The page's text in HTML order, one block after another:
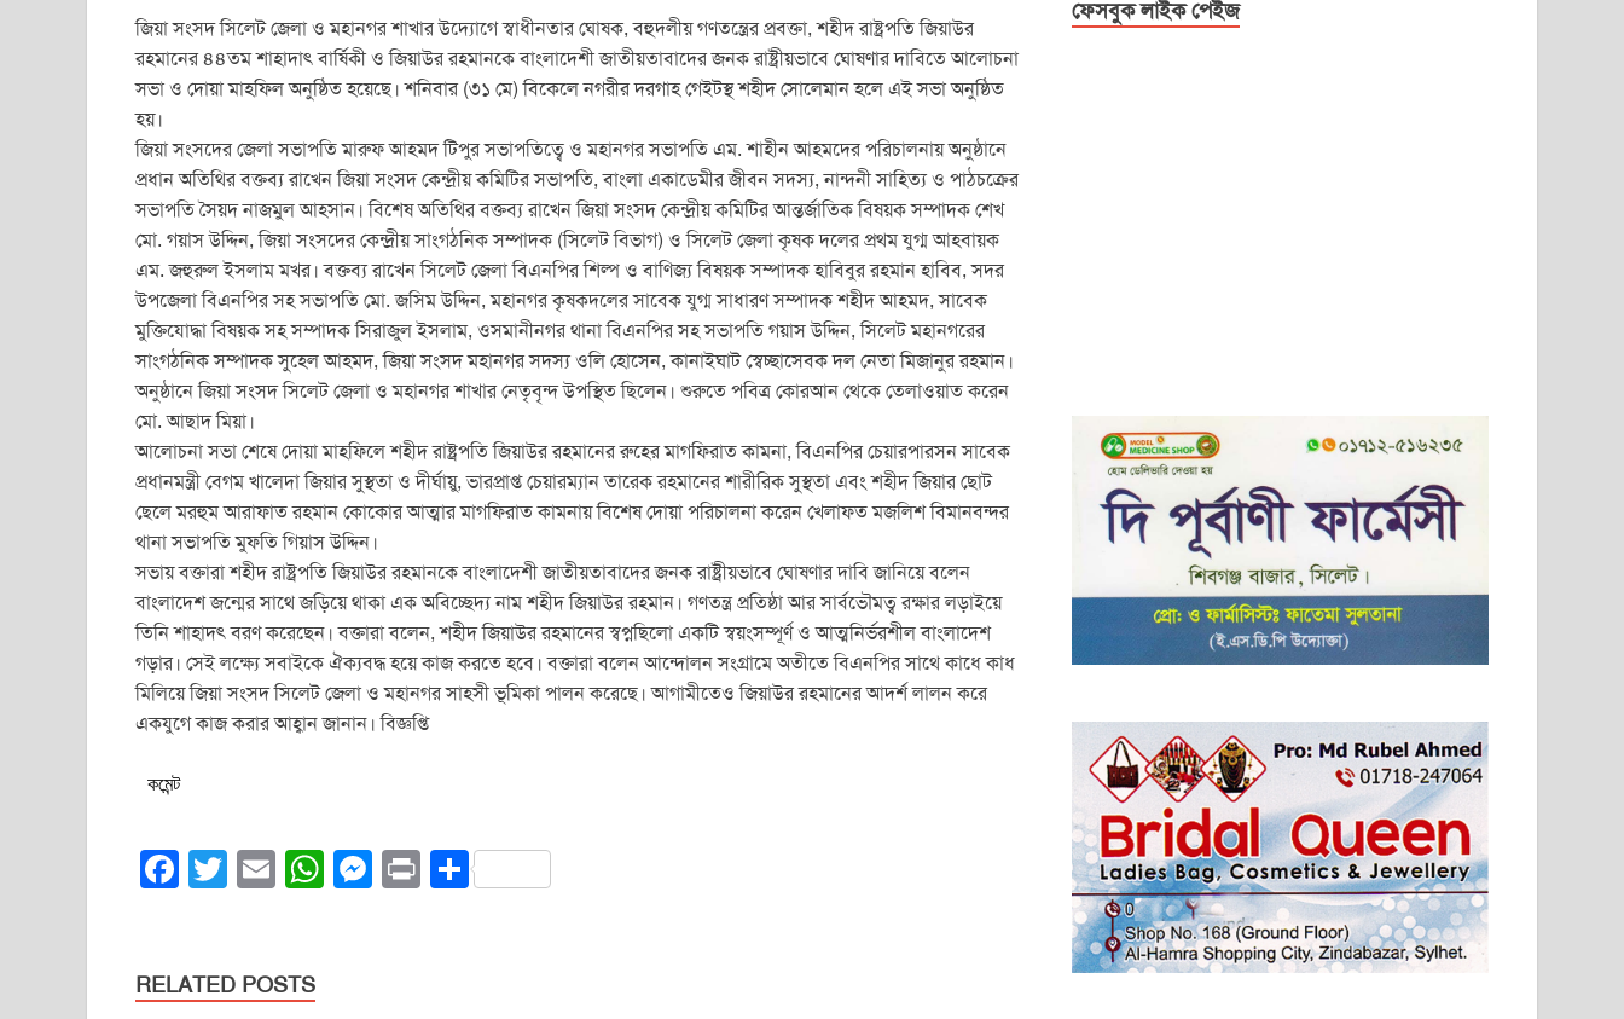
c
e
o
o
k
tt
er
ail at
s
p
p
ss
e
g
er
t
ar
e
জিয়া সংসদ সিলেট জেলা ও মহানগর শাখার উদ্যোগে স্বাধীনতার ঘোষক, বহুদলীয় গণতন্ত্রের প্রবক্তা, শহীদ রাষ্ট্রপতি জিয়াউর
রহমানের ৪৪তম শাহাদাৎ বার্ষিকী ও জিয়াউর রহমানকে বাংলাদেশী জাতীয়তাবাদের জনক রাষ্ট্রীয়ভাবে ঘোষণার দাবিতে আলোচনা
সভা ও দোয়া মাহফিল অনুষ্ঠিত হয়েছে। শনিবার (৩১ মে) বিকেলে নগরীর দরগাহ গেইটস্থ শহীদ সোলেমান হলে এই সভা অনুষ্ঠিত
হয়।
জিয়া সংসদের জেলা সভাপতি মারুফ আহমদ টিপুর সভাপতিত্বে ও মহানগর সভাপতি এম. শাহীন আহমদের পরিচালনায় অনুষ্ঠানে
প্রধান অতিথির বক্তব্য রাখেন জিয়া সংসদ কেন্দ্রীয় কমিটির সভাপতি, বাংলা একাডেমীর জীবন সদস্য, নান্দনী সাহিত্য ও পাঠচক্রের
সভাপতি সৈয়দ নাজমুল আহসান। বিশেষ অতিথির বক্তব্য রাখেন জিয়া সংসদ কেন্দ্রীয় কমিটির আন্তর্জাতিক বিষয়ক সম্পাদক শেখ
মো. গয়াস উদ্দিন, জিয়া সংসদের কেন্দ্রীয় সাংগঠনিক সম্পাদক (সিলেট বিভাগ) ও সিলেট জেলা কৃষক দলের প্রথম যুগ্ম আহবায়ক
এম. জহুরুল ইসলাম মখর। বক্তব্য রাখেন সিলেট জেলা বিএনপির শিল্প ও বাণিজ্য বিষয়ক সম্পাদক হাবিবুর রহমান হাবিব, সদর
উপজেলা বিএনপির সহ সভাপতি মো. জসিম উদ্দিন, মহানগর কৃষকদলের সাবেক যুগ্ম সাধারণ সম্পাদক শহীদ আহমদ, সাবেক
মুক্তিযোদ্ধা বিষয়ক সহ সম্পাদক সিরাজুল ইসলাম, ওসমানীনগর থানা বিএনপির সহ সভাপতি গয়াস উদ্দিন, সিলেট মহানগরের
সাংগঠনিক সম্পাদক সুহেল আহমদ, জিয়া সংসদ মহানগর সদস্য ওলি হোসেন, কানাইঘাট স্বেচ্ছাসেবক দল নেতা মিজানুর রহমান।
অনুষ্ঠানে জিয়া সংসদ সিলেট জেলা ও মহানগর শাখার নেতৃবৃন্দ উপস্থিত ছিলেন। শুরুতে পবিত্র কোরআন থেকে তেলাওয়াত করেন
মো. আছাদ মিয়া।
আলোচনা সভা শেষে দোয়া মাহফিলে শহীদ রাষ্ট্রপতি জিয়াউর রহমানের রুহের মাগফিরাত কামনা, বিএনপির চেয়ারপারসন সাবেক
প্রধানমন্ত্রী বেগম খালেদা জিয়ার সুস্থতা ও দীর্ঘায়ু, ভারপ্রাপ্ত চেয়ারম্যান তারেক রহমানের শারীরিক সুস্থতা এবং শহীদ জিয়ার ছোট
ছেলে মরহুম আরাফাত রহমান কোকোর আত্মার মাগফিরাত কামনায় বিশেষ দোয়া পরিচালনা করেন খেলাফত মজলিশ বিমানবন্দর
থানা সভাপতি মুফতি গিয়াস উদ্দিন।
সভায় বক্তারা শহীদ রাষ্ট্রপতি জিয়াউর রহমানকে বাংলাদেশী জাতীয়তাবাদের জনক রাষ্ট্রীয়ভাবে ঘোষণার দাবি জানিয়ে বলেন
বাংলাদেশ জন্মের সাথে জড়িয়ে থাকা এক অবিচ্ছেদ্য নাম শহীদ জিয়াউর রহমান। গণতন্ত্র প্রতিষ্ঠা আর সার্বভৌমত্ব রক্ষার লড়াইয়ে
তিনি শাহাদৎ বরণ করেছেন। বক্তারা বলেন, শহীদ জিয়াউর রহমানের স্বপ্নছিলো একটি স্বয়ংসম্পূর্ণ ও আত্মনির্ভরশীল বাংলাদেশ
গড়ার। সেই লক্ষ্যে সবাইকে ঐক্যবদ্ধ হয়ে কাজ করতে হবে। বক্তারা বলেন আন্দোলন সংগ্রামে অতীতে বিএনপির সাথে কাধে কাধ
মিলিয়ে জিয়া সংসদ সিলেট জেলা ও মহানগর সাহসী ভূমিকা পালন করেছে। আগামীতেও জিয়াউর রহমানের আদর্শ লালন করে
একযুগে কাজ করার আহ্বান জানান। বিজ্ঞপ্তি
কমেন্ট
F
e
T
er
E
W M Pr S
RELATED POSTS
ফেসবুক লাইক পেইজ